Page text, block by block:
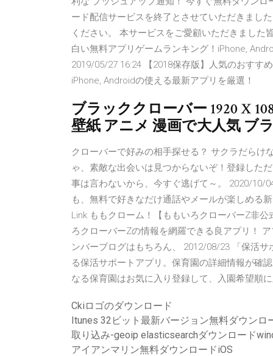
ード配信サービスを終了とさせていただきまし
ください。 本サービスをご愛顧いただきまし
白い無料アプリゲームランキング！iPhone,
2019/05/27 16:24 【2018保存版】人気のおすす
iPhone, Androidの使える最新アプリを厳選！
ブラッククローバー 1920 X
壁紙 アニメ 漫画で大人気 ブ
クローバーで好みの相手探せる？ サクラだらけ
ゃ、素敵な出会いは見つからないぞ！登録した
事は言わないから、今すぐ逃げて～。 2020/10/
も、無料で好きなだけ通話やメールが楽しめる
Link ももクローム！【ももいろクローバーZ非
ろクローバーZの情報を網羅できる良アプリ！
ンバーブログはもちろん、 2012/08/23 「保活
る保活サポートアプリ。保育園の詳細情報が確
なる保育園はお気に入り登録して、入園希望順
Ckiロゴのダウンロード
Itunes 32ビット最新バージョン無料ダウンロ
取り込み-geoip elasticsearchダウンロード
アイアンマリン無料ダウンロードiOS